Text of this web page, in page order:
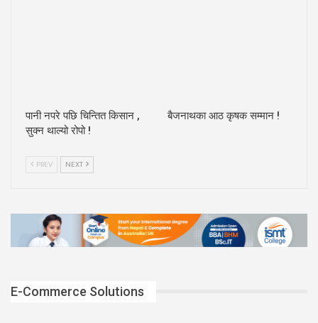
पानी नपरे पछि चिन्तित किसान ,
सुक्न थाल्यो रोपो !
बैजनाथका आठ कृषक सम्मान !
PREV NEXT
E-Commerce Solutions